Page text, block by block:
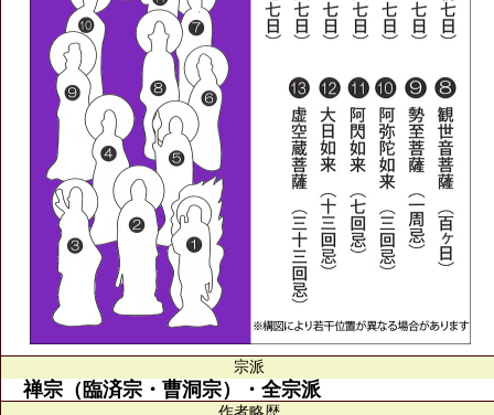
宗派
禅宗（臨済宗・曹洞宗）・全宗派